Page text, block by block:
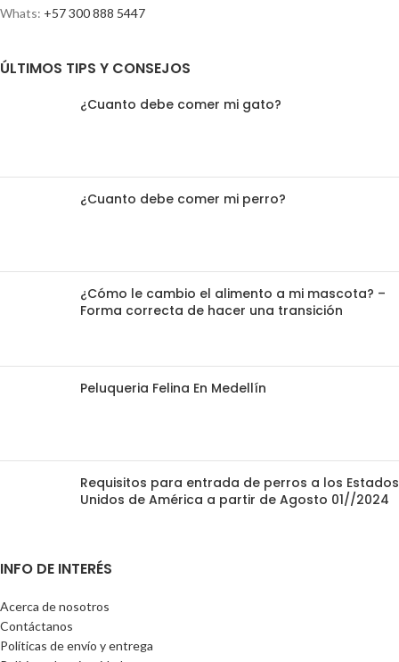
Whats: +57 300 888 5447
ÚLTIMOS TIPS Y CONSEJOS
¿Cuanto debe comer mi gato?
¿Cuanto debe comer mi perro?
¿Cómo le cambio el alimento a mi mascota? –
Forma correcta de hacer una transición
Peluqueria Felina En Medellín
Requisitos para entrada de perros a los Estados
Unidos de América a partir de Agosto 01//2024
INFO DE INTERÉS
Acerca de nosotros
Contáctanos
Políticas de envío y entrega